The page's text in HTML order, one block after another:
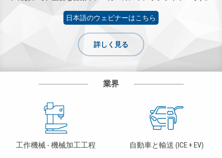
日本語のウェビナーはこちら
詳しく見る
業界
工作機械 - 機械加工工程 自動車と輸送 (ICE + EV)